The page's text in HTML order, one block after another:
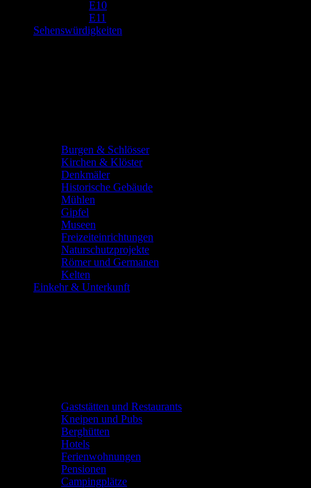
E10
E11
Sehenswürdigkeiten
Burgen & Schlösser
Kirchen & Klöster
Denkmäler
Historische Gebäude
Mühlen
Gipfel
Museen
Freizeiteinrichtungen
Naturschutzprojekte
Römer und Germanen
Kelten
Einkehr & Unterkunft
Gaststätten und Restaurants
Kneipen und Pubs
Berghütten
Hotels
Ferienwohnungen
Pensionen
Campingplätze